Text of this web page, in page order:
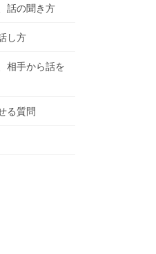
話の聞き方
し方
相手から話を
る質問